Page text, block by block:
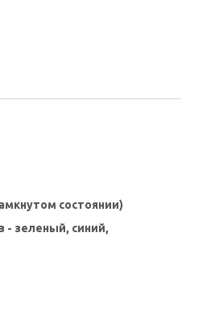
состоянии)
- зеленый, синий,